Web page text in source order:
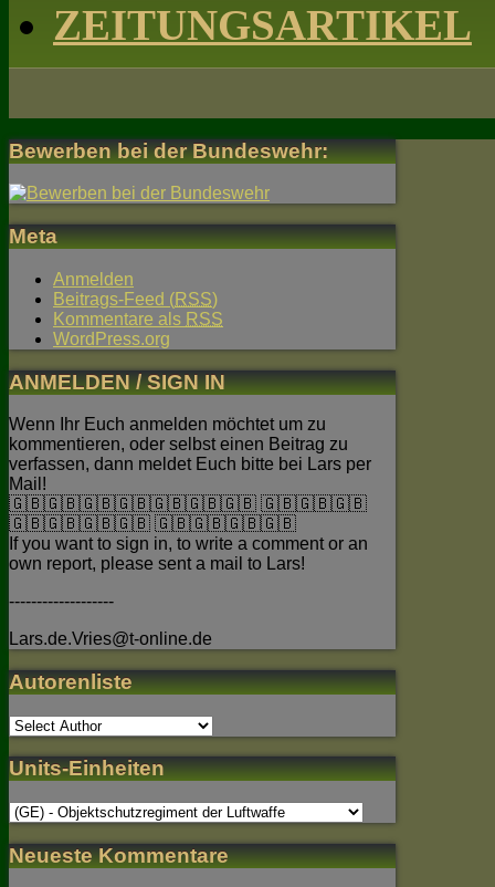
ZEITUNGSARTIKEL
Bewerben bei der Bundeswehr:
Meta
Anmelden
Beitrags-Feed (RSS)
Kommentare als RSS
WordPress.org
ANMELDEN / SIGN IN
Wenn Ihr Euch anmelden möchtet um zu
kommentieren, oder selbst einen Beitrag zu
verfassen, dann meldet Euch bitte bei Lars per
Mail!
🇬🇧🇬🇧🇬🇧🇬🇧🇬🇧🇬🇧🇬🇧 🇬🇧🇬🇧🇬🇧
🇬🇧🇬🇧🇬🇧🇬🇧 🇬🇧🇬🇧🇬🇧🇬🇧
If you want to sign in, to write a comment or an
own report, please sent a mail to Lars!
-------------------
Lars.de.Vries@t-online.de
Autorenliste
Units-Einheiten
Neueste Kommentare